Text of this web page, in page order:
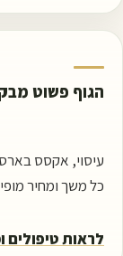
הגוף פשוט
עיסוי, אקסס בארס,
כל משך ומחיר
לראות טיפולים